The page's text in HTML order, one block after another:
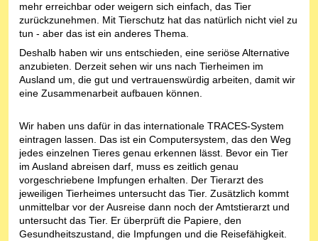
mehr erreichbar oder weigern sich einfach, das Tier
zurückzunehmen. Mit Tierschutz hat das natürlich nicht viel zu
tun - aber das ist ein anderes Thema.
Deshalb haben wir uns entschieden, eine seriöse Alternative
anzubieten. Derzeit sehen wir uns nach Tierheimen im
Ausland um, die gut und vertrauenswürdig arbeiten, damit wir
eine Zusammenarbeit aufbauen können.
Wir haben uns dafür in das internationale TRACES-System
eintragen lassen. Das ist ein Computersystem, das den Weg
jedes einzelnen Tieres genau erkennen lässt. Bevor ein Tier
im Ausland abreisen darf, muss es zeitlich genau
vorgeschriebene Impfungen erhalten. Der Tierarzt des
jeweiligen Tierheimes untersucht das Tier. Zusätzlich kommt
unmittelbar vor der Ausreise dann noch der Amtstierarzt und
untersucht das Tier. Er überprüft die Papiere, den
Gesundheitszustand, die Impfungen und die Reisefähigkeit.